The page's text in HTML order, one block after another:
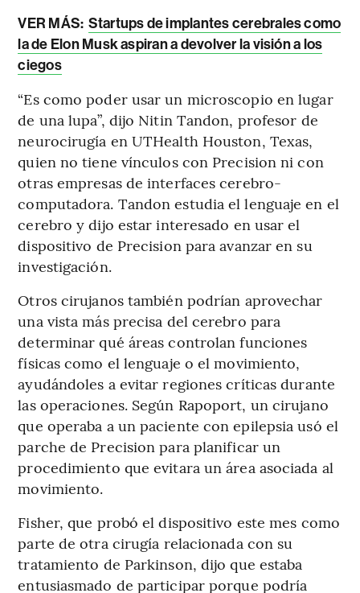
VER MÁS: Startups de implantes cerebrales como
la de Elon Musk aspiran a devolver la visión a los
ciegos
“Es como poder usar un microscopio en lugar
de una lupa”, dijo Nitin Tandon, profesor de
neurocirugía en UTHealth Houston, Texas,
quien no tiene vínculos con Precision ni con
otras empresas de interfaces cerebro-
computadora. Tandon estudia el lenguaje en el
cerebro y dijo estar interesado en usar el
dispositivo de Precision para avanzar en su
investigación.
Otros cirujanos también podrían aprovechar
una vista más precisa del cerebro para
determinar qué áreas controlan funciones
físicas como el lenguaje o el movimiento,
ayudándoles a evitar regiones críticas durante
las operaciones. Según Rapoport, un cirujano
que operaba a un paciente con epilepsia usó el
parche de Precision para planificar un
procedimiento que evitara un área asociada al
movimiento.
Fisher, que probó el dispositivo este mes como
parte de otra cirugía relacionada con su
tratamiento de Parkinson, dijo que estaba
entusiasmado de participar porque podría